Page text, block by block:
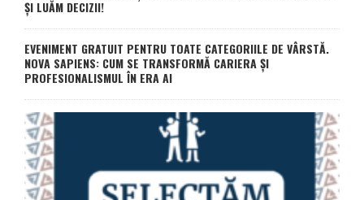
ȘI LUĂM DECIZII!
EVENIMENT GRATUIT PENTRU TOATE CATEGORIILE DE VÂRSTĂ.
NOVA SAPIENS: CUM SE TRANSFORMĂ CARIERA ȘI
PROFESIONALISMUL ÎN ERA AI